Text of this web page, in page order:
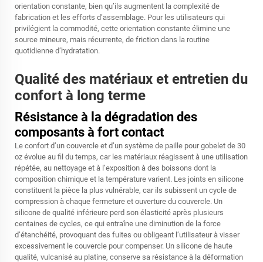
orientation constante, bien qu’ils augmentent la complexité de
fabrication et les efforts d’assemblage. Pour les utilisateurs qui
privilégient la commodité, cette orientation constante élimine une
source mineure, mais récurrente, de friction dans la routine
quotidienne d’hydratation.
Qualité des matériaux et entretien du
confort à long terme
Résistance à la dégradation des
composants à fort contact
Le confort d’un couvercle et d’un système de paille pour gobelet de 30
oz évolue au fil du temps, car les matériaux réagissent à une utilisation
répétée, au nettoyage et à l’exposition à des boissons dont la
composition chimique et la température varient. Les joints en silicone
constituent la pièce la plus vulnérable, car ils subissent un cycle de
compression à chaque fermeture et ouverture du couvercle. Un
silicone de qualité inférieure perd son élasticité après plusieurs
centaines de cycles, ce qui entraîne une diminution de la force
d’étanchéité, provoquant des fuites ou obligeant l’utilisateur à visser
excessivement le couvercle pour compenser. Un silicone de haute
qualité, vulcanisé au platine, conserve sa résistance à la déformation